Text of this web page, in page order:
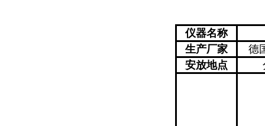
仪器名称
生产厂家
德
安放地点